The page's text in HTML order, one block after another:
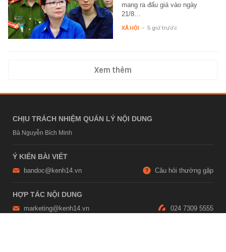
mang ra đấu giá vào ngày
21/8…
XÃ HỘI - 5 giờ trước
Xem thêm
CHỊU TRÁCH NHIỆM QUẢN LÝ NỘI DUNG
Bà Nguyễn Bích Minh
Ý KIẾN BÀI VIẾT
bandoc@kenh14.vn Câu hỏi thường gặp
HỢP TÁC NỘI DUNG
marketing@kenh14.vn 024 7309 5555